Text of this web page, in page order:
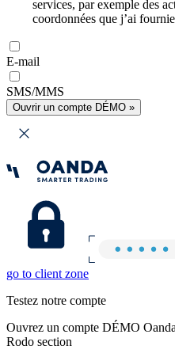
services, par exemple des
coordonnées que j’ai
E-mail
SMS/MMS
Ouvrir un compte DÉMO »
go to client zone
Testez notre compte
Ouvrez un compte DÉMO
Rodo section